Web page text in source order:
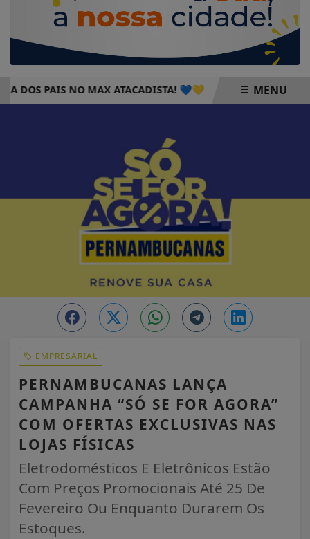
PAIS NO MAX ATACADISTA! 💙💛 PROGRAMAÇÃO
MENU
EMPRESARIAL
PERNAMBUCANAS LANÇA
CAMPANHA “SÓ SE FOR AGORA”
COM OFERTAS EXCLUSIVAS NAS
LOJAS FÍSICAS
Eletrodomésticos E Eletrônicos Estão
Com Preços Promocionais Até 25 De
Fevereiro Ou Enquanto Durarem Os
Estoques.